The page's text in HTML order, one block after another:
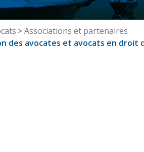
Associations et partenaires
des avocates et avocats en droit